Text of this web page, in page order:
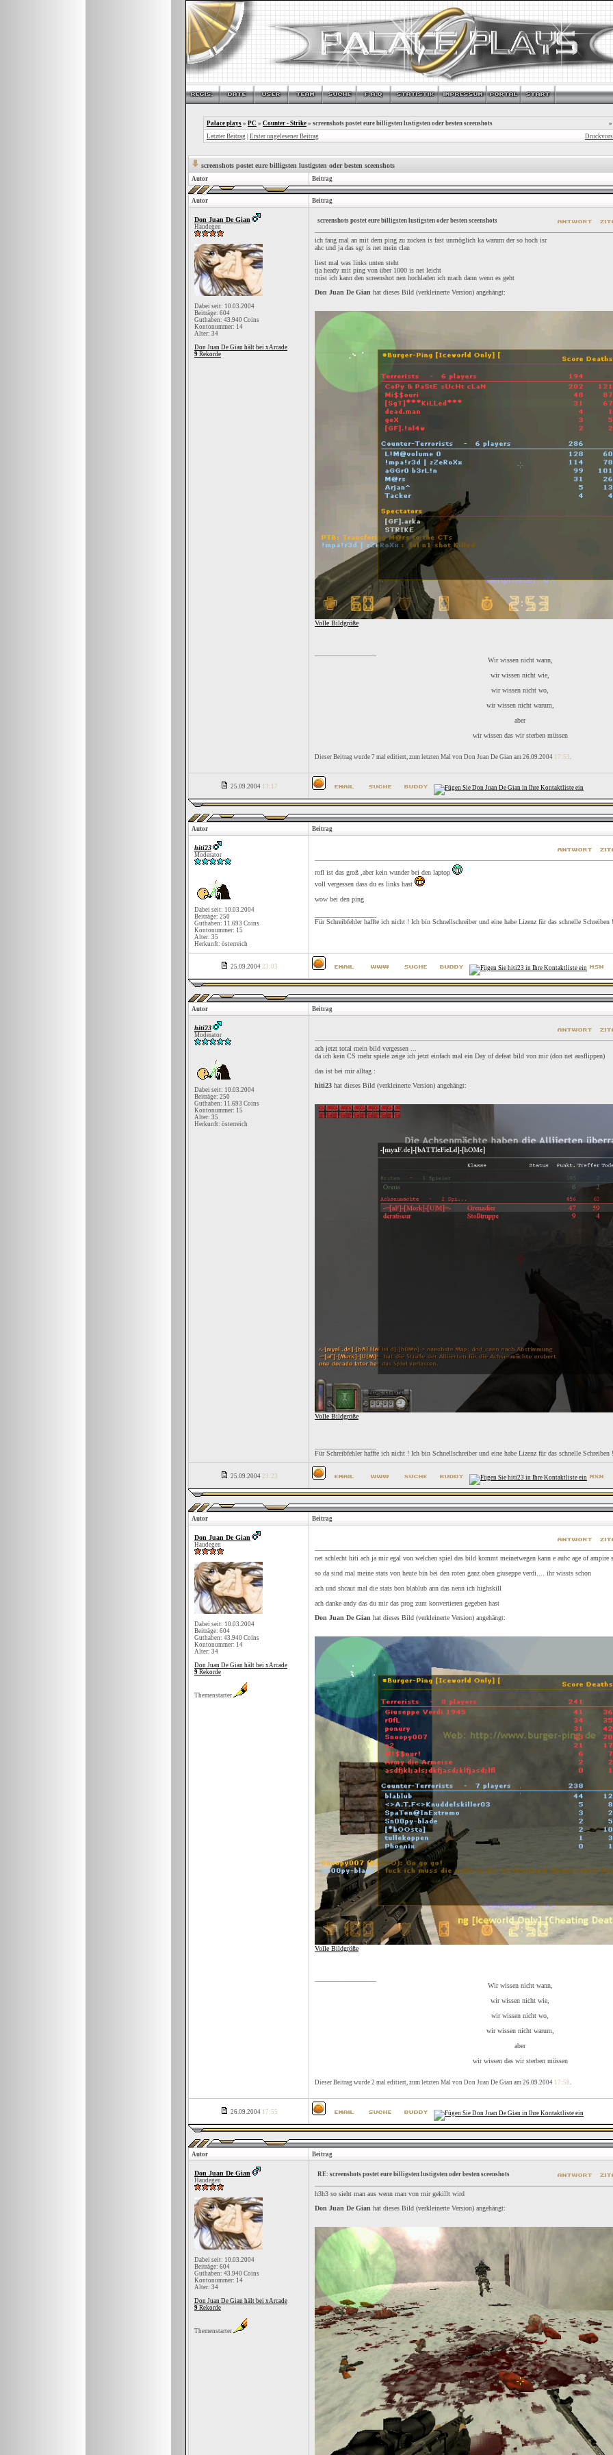
Palace plays » PC » Counter - Strike » screenshots postet eure billigsten lustigsten oder besten sceenshots
Letzter Beitrag Erster ungelesener Beitrag
screenshots postet eure billigsten lustigsten oder besten sceenshots
Autor Beitrag
Autor Beitrag
Don Juan De Gian
Haudegen
Dabei seit: 10.03.2004
Beiträge: 604
Guthaben: 43.940 Coins
Kontonummer: 14
Alter: 34
Don Juan De Gian hält bei xArcade
9 Rekorde
screenshots postet eure billigsten lustigsten oder besten sceenshots
ich fang mal an mit dem ping zu zocken is fast unmöglich ka warum der so hoch isr
ahc und ja das sgt is net mein clan
liest mal was links unten steht
tja heady mit ping von über 1000 is net leicht
mist ich kann den screenshot nen hochladen ich mach dann wenn es geht
Don Juan De Gian hat dieses Bild (verkleinerte Version) angehängt:
Volle Bildgröße
Wir wissen nicht wann,
wir wissen nicht wie,
wir wissen nicht wo,
wir wissen nicht warum,
aber
wir wissen das wir sterben müssen
Dieser Beitrag wurde 7 mal editiert, zum letzten Mal von Don Juan De Gian am 26.09.2004 17:53.
25.09.2004 13:17
Autor Beitrag
hiti23
Moderator
Dabei seit: 10.03.2004
Beiträge: 250
Guthaben: 11.693 Coins
Kontonummer: 15
Alter: 35
Herkunft: österreich
rofl ist das groß ,aber kein wunder bei den laptop
voll vergessen dass du es links hast
wow bei den ping
Für Schreibfehler haffte ich nicht ! Ich bin Schnellschreiber und eine habe Lizenz für das schnelle Schreiben
25.09.2004 23:03
Autor Beitrag
hiti23
Moderator
Dabei seit: 10.03.2004
Beiträge: 250
Guthaben: 11.693 Coins
Kontonummer: 15
Alter: 35
Herkunft: österreich
ach jetzt total mein bild vergessen ...
da ich kein CS mehr spiele zeige ich jetzt einfach mal ein Day of defeat bild von mir (don net ausflippen)
das ist bei mir alltag :
hiti23 hat dieses Bild (verkleinerte Version) angehängt:
Volle Bildgröße
Für Schreibfehler haffte ich nicht ! Ich bin Schnellschreiber und eine habe Lizenz für das schnelle Schreiben
25.09.2004 23:23
Autor Beitrag
Don Juan De Gian
Haudegen
Dabei seit: 10.03.2004
Beiträge: 604
Guthaben: 43.940 Coins
Kontonummer: 14
Alter: 34
Don Juan De Gian hält bei xArcade
9 Rekorde
Themenstarter
net schlecht hiti ach ja mir egal von welchen spiel das bild kommt meinetwegen kann e auhc age of ampire
so da sind mal meine stats von heute bin bei den roten ganz oben giuseppe verdi.... ihr wissts schon
ach und shcaut mal die stats bon blablub ann das nenn ich highskill
ach danke andy das du mir das prog zum konvertieren gegeben hast
Don Juan De Gian hat dieses Bild (verkleinerte Version) angehängt:
Volle Bildgröße
Wir wissen nicht wann,
wir wissen nicht wie,
wir wissen nicht wo,
wir wissen nicht warum,
aber
wir wissen das wir sterben müssen
Dieser Beitrag wurde 2 mal editiert, zum letzten Mal von Don Juan De Gian am 26.09.2004 17:58.
26.09.2004 17:55
Autor Beitrag
Don Juan De Gian
Haudegen
Dabei seit: 10.03.2004
Beiträge: 604
Guthaben: 43.940 Coins
Kontonummer: 14
Alter: 34
Don Juan De Gian hält bei xArcade
9 Rekorde
Themenstarter
RE: screenshots postet eure billigsten lustigsten oder besten sceenshots
h3h3 so sieht man aus wenn man von mir gekillt wird
Don Juan De Gian hat dieses Bild (verkleinerte Version) angehängt: